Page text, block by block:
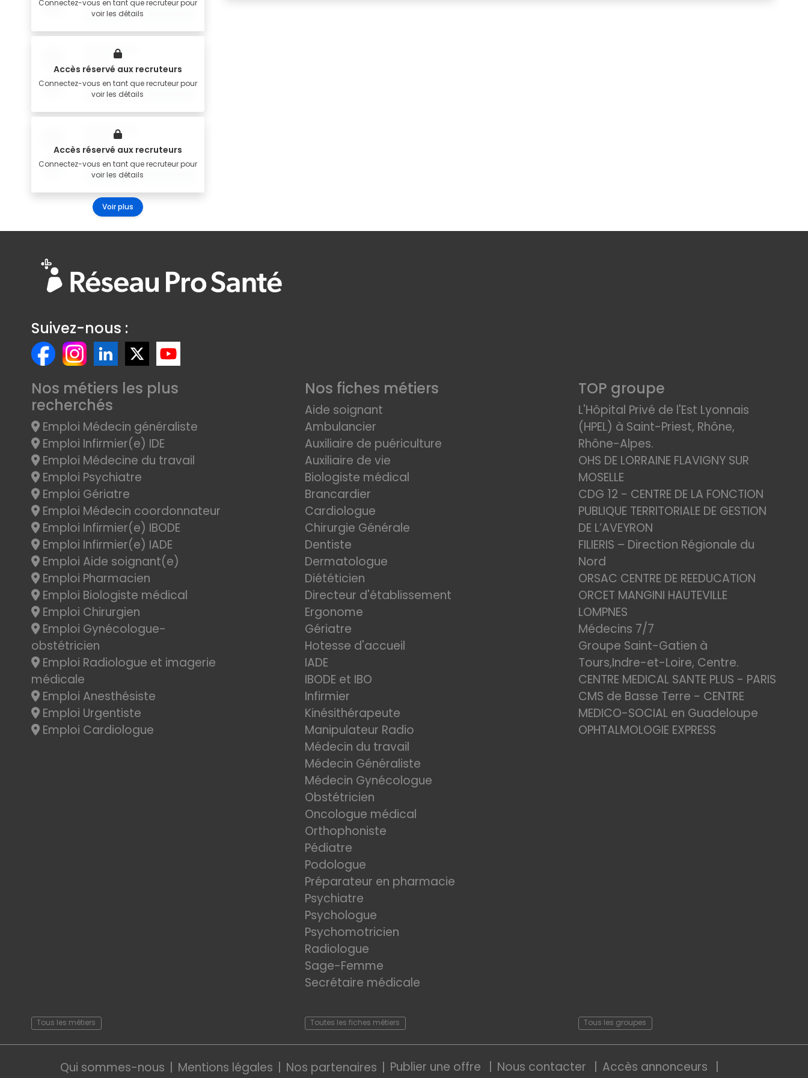
Connectez-vous en tant que recruteur pour
voir les détails
Accès réservé aux recruteurs
Connectez-vous en tant que recruteur pour
voir les détails
Accès réservé aux recruteurs
Connectez-vous en tant que recruteur pour
voir les détails
Voir plus
Suivez-nous :
Nos métiers les plus
recherchés
Emploi Médecin généraliste
Emploi Infirmier(e) IDE
Emploi Médecine du travail
Emploi Psychiatre
Emploi Gériatre
Emploi Médecin coordonnateur
Emploi Infirmier(e) IBODE
Emploi Infirmier(e) IADE
Emploi Aide soignant(e)
Emploi Pharmacien
Emploi Biologiste médical
Emploi Chirurgien
Emploi Gynécologue-
obstétricien
Emploi Radiologue et imagerie
médicale
Emploi Anesthésiste
Emploi Urgentiste
Emploi Cardiologue
Tous les métiers
Nos fiches métiers
Aide soignant
Ambulancier
Auxiliaire de puériculture
Auxiliaire de vie
Biologiste médical
Brancardier
Cardiologue
Chirurgie Générale
Dentiste
Dermatologue
Diététicien
Directeur d'établissement
Ergonome
Gériatre
Hotesse d'accueil
IADE
IBODE et IBO
Infirmier
Kinésithérapeute
Manipulateur Radio
Médecin du travail
Médecin Généraliste
Médecin Gynécologue
Obstétricien
Oncologue médical
Orthophoniste
Pédiatre
Podologue
Préparateur en pharmacie
Psychiatre
Psychologue
Psychomotricien
Radiologue
Sage-Femme
Secrétaire médicale
Toutes les fiches métiers
TOP groupe
L'Hôpital Privé de l'Est Lyonnais
(HPEL) à Saint-Priest, Rhône,
Rhône-Alpes.
OHS DE LORRAINE FLAVIGNY SUR
MOSELLE
CDG 12 - CENTRE DE LA FONCTION
PUBLIQUE TERRITORIALE DE GESTION
DE L’AVEYRON
FILIERIS – Direction Régionale du
Nord
ORSAC CENTRE DE REEDUCATION
ORCET MANGINI HAUTEVILLE
LOMPNES
Médecins 7/7
Groupe Saint-Gatien à
Tours,Indre-et-Loire, Centre.
CENTRE MEDICAL SANTE PLUS - PARIS
CMS de Basse Terre - CENTRE
MEDICO-SOCIAL en Guadeloupe
OPHTALMOLOGIE EXPRESS
Tous les groupes
Qui sommes-nous Mentions légales Nos partenaires Publier une offre Nous contacter
Accès annonceurs